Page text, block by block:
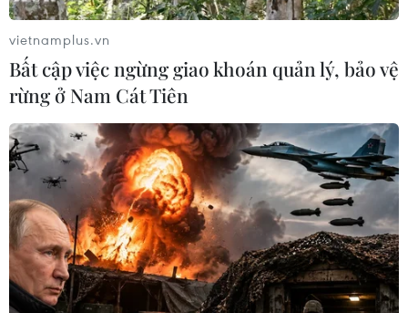
Hiếu/Vietnam+)
vietnamplus.vn
Bất cập việc ngừng giao khoán quản lý, bảo vệ
rừng ở Nam Cát Tiên